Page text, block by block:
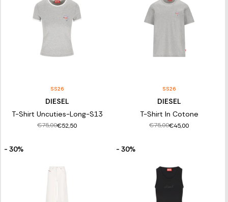
SS26
DIESEL
T-Shirt Uncuties-Long-S13
€75,00€52,50
SS26
DIESEL
T-Shirt In Cotone
€75,00€45,00
- 30% - 30%